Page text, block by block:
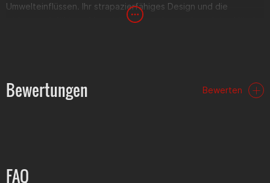
Umwelteinflüssen. Ihr strapazierfähiges Design und die
widerstandsfähigen Materialien garantieren, dass deine Hände
Material:Hochfestes Kunststoffmaterial, das Stößen und
Kratzern standhält.
Wettereinflüssen.
Vorteile:
Bewertungen Bewerten
FAQ